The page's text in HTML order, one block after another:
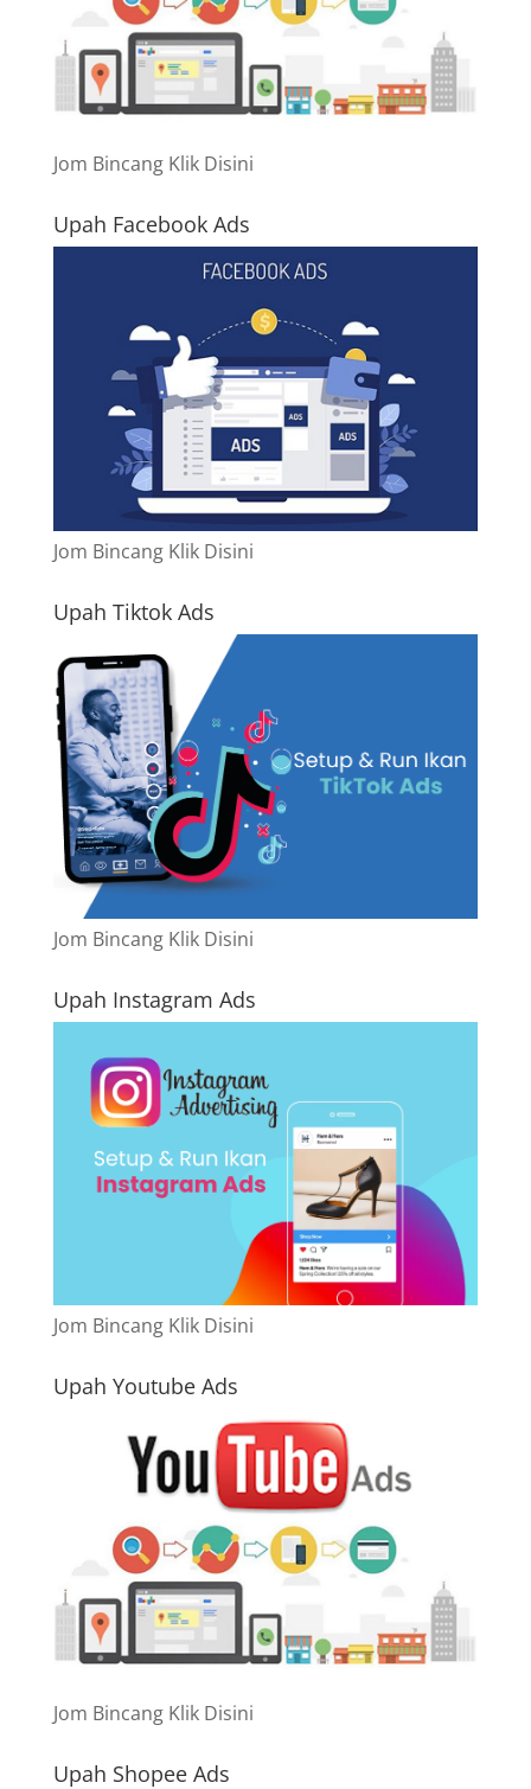
Jom Bincang Klik Disini
Upah Facebook Ads
Jom Bincang Klik Disini
Upah Tiktok Ads
Jom Bincang Klik Disini
Upah Instagram Ads
Jom Bincang Klik Disini
Upah Youtube Ads
Jom Bincang Klik Disini
Upah Shopee Ads